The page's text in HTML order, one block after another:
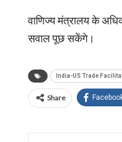
वाणिज्य मंत्रालय के
सवाल पूछ सकेंगे।
India-US Trade
Share